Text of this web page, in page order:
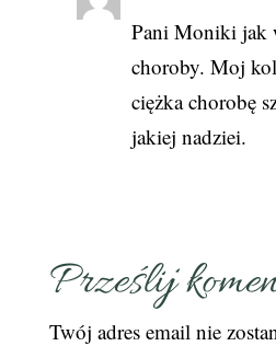
Pani Moniki jak
choroby. Moj
ciężka chorobę
jakiej nadziei.
Prześlij
Twój adres email nie